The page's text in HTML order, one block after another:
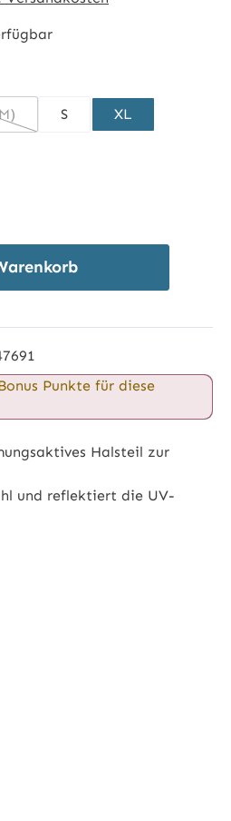
nicht verfügbar.)
Option ist zurzeit nicht
S XL
nicht verfügbar.)
Gib den
Punkte für diese
Halsteil zur
und reflektiert die UV-